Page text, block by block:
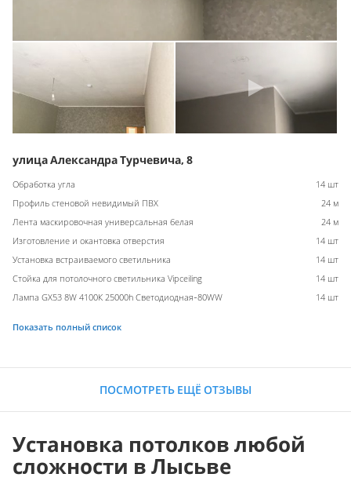
улица Александра Турчевича, 8
Обработка угла
14 шт
Профиль стеновой невидимый ПВХ
24 м
Лента маскировочная универсальная белая
24 м
Изготовление и окантовка отверстия
14 шт
Установка встраиваемого светильника
14 шт
Стойка для потолочного светильника Vipceiling
14 шт
Лампа GX53 8W 4100К 25000h Светодиодная-80WW
14 шт
Показать полный список
ПОСМОТРЕТЬ ЕЩЁ ОТЗЫВЫ
Установка потолков любой
сложности в Лысьве